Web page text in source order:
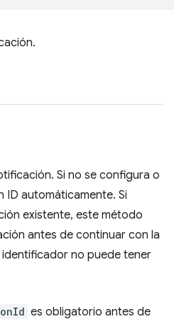
Si no se configura o
ID automáticamente. Si
existente, este método
antes de continuar con la
no puede tener
es obligatorio antes de